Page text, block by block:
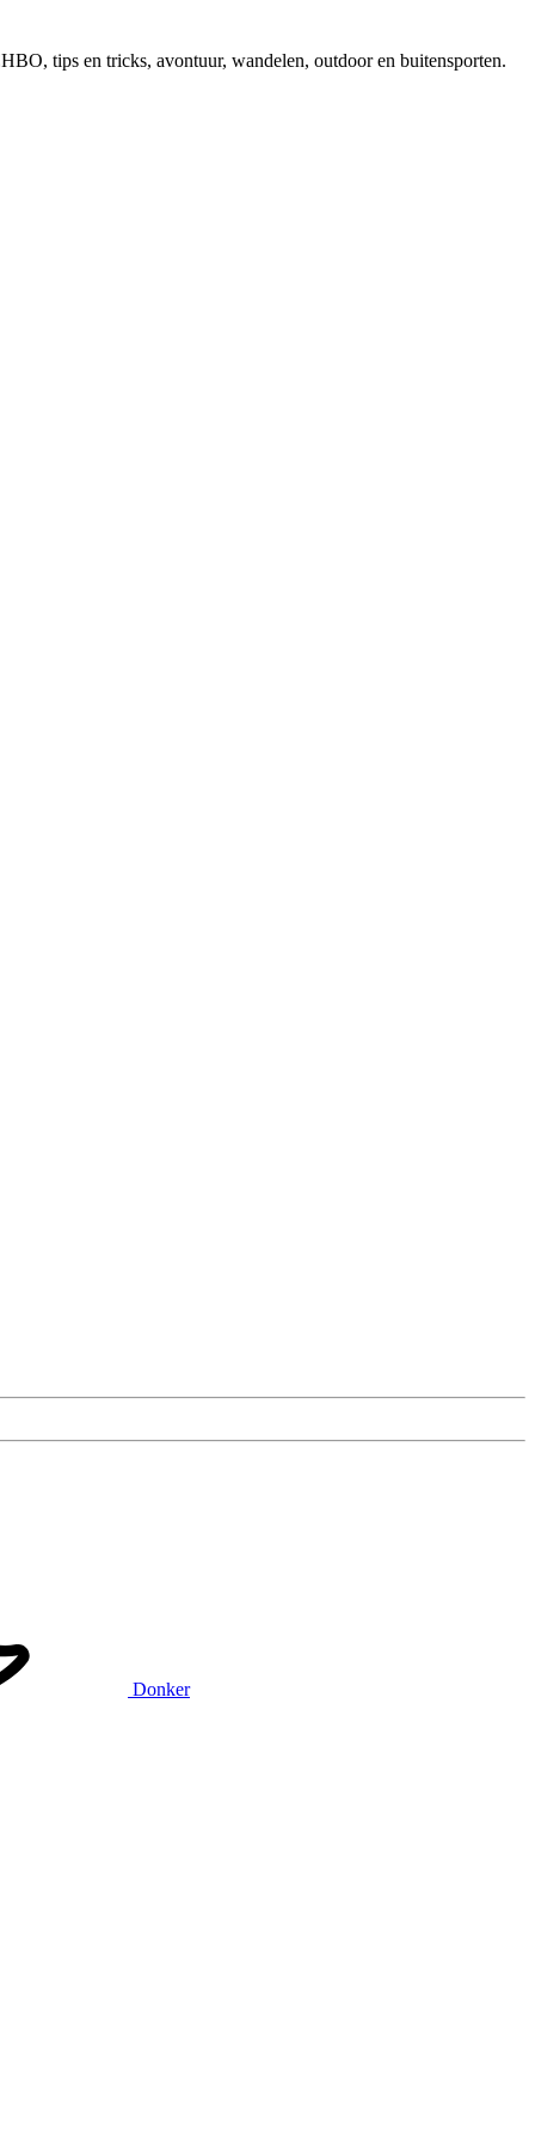
tips en tricks, avontuur, wandelen, outdoor en buitensporten.
Donker